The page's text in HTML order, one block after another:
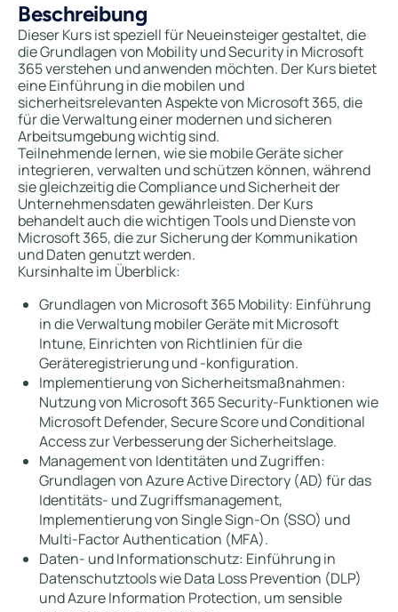
Beschreibung
Dieser Kurs ist speziell für Neueinsteiger gestaltet, die
die Grundlagen von Mobility und Security in Microsoft
365 verstehen und anwenden möchten. Der Kurs bietet
eine Einführung in die mobilen und
sicherheitsrelevanten Aspekte von Microsoft 365, die
für die Verwaltung einer modernen und sicheren
Arbeitsumgebung wichtig sind.
Teilnehmende lernen, wie sie mobile Geräte sicher
integrieren, verwalten und schützen können, während
sie gleichzeitig die Compliance und Sicherheit der
Unternehmensdaten gewährleisten. Der Kurs
behandelt auch die wichtigen Tools und Dienste von
Microsoft 365, die zur Sicherung der Kommunikation
und Daten genutzt werden.
Kursinhalte im Überblick:
Grundlagen von Microsoft 365 Mobility: Einführung
in die Verwaltung mobiler Geräte mit Microsoft
Intune, Einrichten von Richtlinien für die
Geräteregistrierung und -konfiguration.
Implementierung von Sicherheitsmaßnahmen:
Nutzung von Microsoft 365 Security-Funktionen wie
Microsoft Defender, Secure Score und Conditional
Access zur Verbesserung der Sicherheitslage.
Management von Identitäten und Zugriffen:
Grundlagen von Azure Active Directory (AD) für das
Identitäts- und Zugriffsmanagement,
Implementierung von Single Sign-On (SSO) und
Multi-Factor Authentication (MFA).
Daten- und Informationschutz: Einführung in
Datenschutztools wie Data Loss Prevention (DLP)
und Azure Information Protection, um sensible